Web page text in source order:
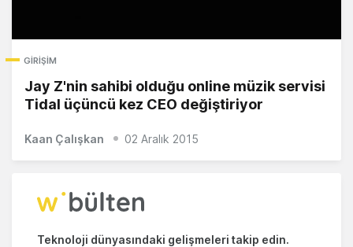
GIRIŞIM
Jay Z'nin sahibi olduğu online müzik servisi
Tidal üçüncü kez CEO değiştiriyor
Kaan Çalışkan 02 Aralık 2015
Teknoloji dünyasındaki gelişmeleri takip edin.